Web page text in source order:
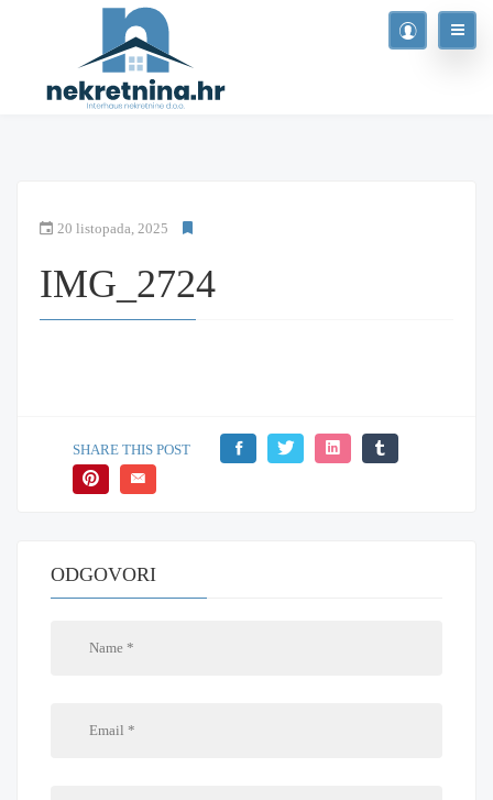
20 listopada, 2025
IMG_2724
SHARE THIS POST
ODGOVORI